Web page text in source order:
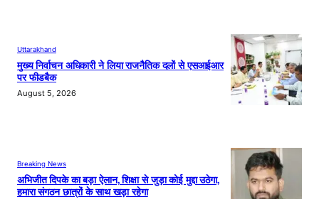
Uttarakhand
मुख्य निर्वाचन अधिकारी ने लिया राजनैतिक दलों से एसआईआर
पर फीडबैक
August 5, 2026
Breaking News
अभिजीत दिपके का बड़ा ऐलान, शिक्षा से जुड़ा कोई मुद्दा उठेगा,
हमारा संगठन छात्रों के साथ खड़ा रहेगा